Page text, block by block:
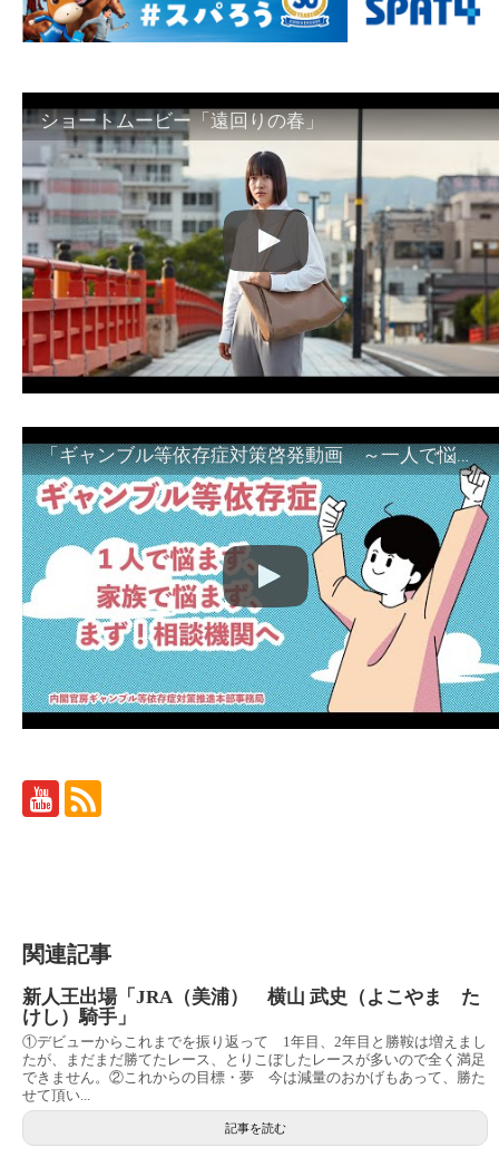
ショートムービー「遠回りの春」
「ギャンブル等依存症対策啓発動画 ～一人で悩まず、家族で悩まず、まず！相談機関へ～」
関連記事
新人王出場「JRA（美浦） 横山 武史（よこやま た
けし）騎手」
①デビューからこれまでを振り返って 1年目、2年目と勝鞍は増えまし
たが、まだまだ勝てたレース、とりこぼしたレースが多いので全く満足
できません。②これからの目標・夢 今は減量のおかげもあって、勝た
せて頂い...
記事を読む